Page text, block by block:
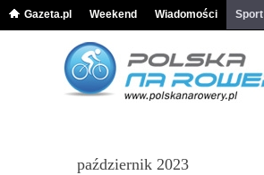
Gazeta.pl Weekend Wiadomości Sport
październik 2023